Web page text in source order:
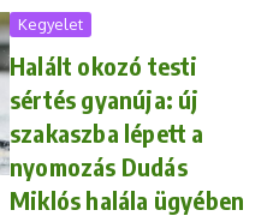
Kegyelet
Halált okozó testi
sértés gyanúja: új
szakaszba lépett a
nyomozás Dudás
Miklós halála ügyében